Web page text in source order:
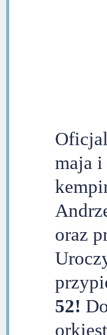
maja i
oraz
52!